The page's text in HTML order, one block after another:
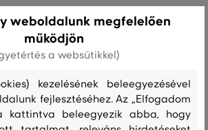
útmutató
weboldalunk megfelelően
működjön
a websütikkel)
kezelésének beleegyezésével
fejlesztéséhez. Az „Elfogadom
kattintva beleegyezik abba, hogy